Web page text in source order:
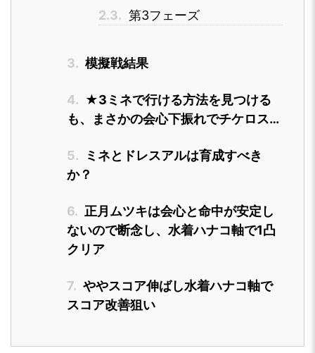
2.3. 第3フェーズ
3. 模擬戦結果
4. ★3ミネで行ける方法を見つける
も、まさかの会心下振れでチケロス…
5.
ミネとドレスアルは育成すべき
か？
6. 正月ムツキは会心と命中が安定し
ないので断念し、水着ハナコ軸で1凸
クリア
7. ややスコア伸ばし水着ハナコ軸で
スコア改善狙い